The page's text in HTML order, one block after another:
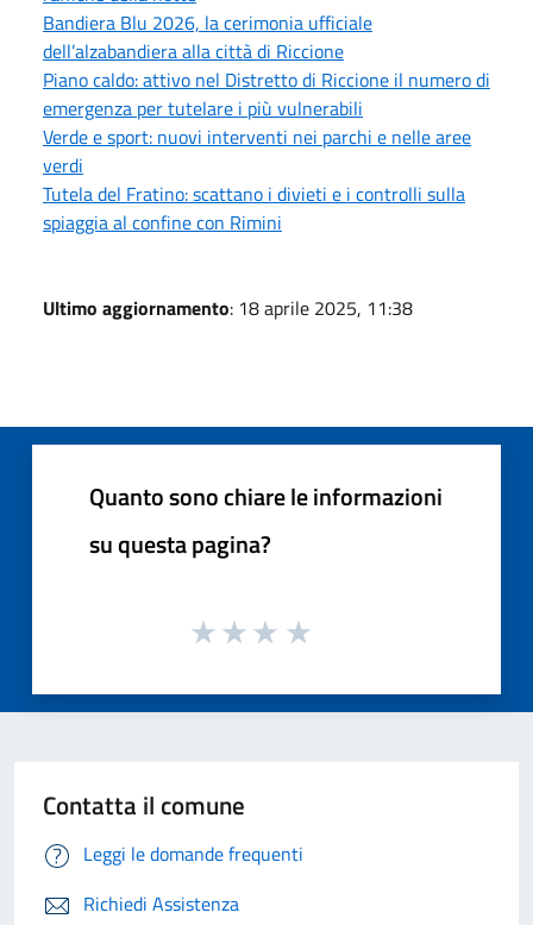
Bandiera Blu 2026, la cerimonia ufficiale
dell’alzabandiera alla città di Riccione
Piano caldo: attivo nel Distretto di Riccione il numero di
emergenza per tutelare i più vulnerabili
Verde e sport: nuovi interventi nei parchi e nelle aree
verdi
Tutela del Fratino: scattano i divieti e i controlli sulla
spiaggia al confine con Rimini
Ultimo aggiornamento: 18 aprile 2025, 11:38
Quanto sono chiare le informazioni
su questa pagina?
Contatta il comune
Leggi le domande frequenti
Richiedi Assistenza